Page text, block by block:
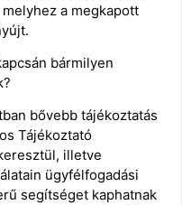
a megkapott
bármilyen
bővebb tájékoztatás
Tájékoztató
illetve
ügyfélfogadási
segítséget kaphatnak